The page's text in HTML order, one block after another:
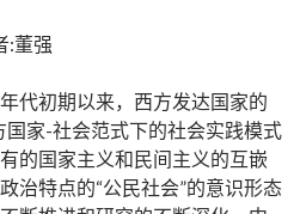
:董强
代初期以来，西方发达国家的
家-社会范式下的社会实践模式
的国家主义和民间主义的互嵌
治特点的“公民社会”的意识形态